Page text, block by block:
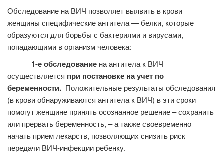
Обследование на ВИЧ позволяет выявить в крови
женщины специфические антитела — белки, которые
образуются для борьбы с бактериями и вирусами,
попадающими в организм человека:
1-е обследование на антитела к ВИЧ
осуществляется при постановке на учет по
беременности. Положительные результаты обследования
(в крови обнаруживаются антитела к ВИЧ) в эти сроки
помогут женщине принять осознанное решение – сохранить
или прервать беременность, – а также своевременно
начать прием лекарств, позволяющих снизить риск
передачи ВИЧ-инфекции ребенку.